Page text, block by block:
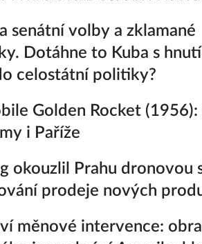
senátní volby a zklamané
Dotáhne to Kuba s
celostátní politiky?
Golden Rocket (1956):
i Paříže
okouzlil Prahu dronovou
prodeje nových
měnové intervence: